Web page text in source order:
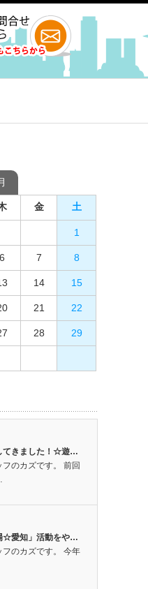
金 土
1
6 7 8
14 15
21 22
28 29
金 土
5
10 11 12
18 19
25 26
てきました！☆遊…
のカズです。 前回
☆愛知」活動をや…
のカズです。 今年